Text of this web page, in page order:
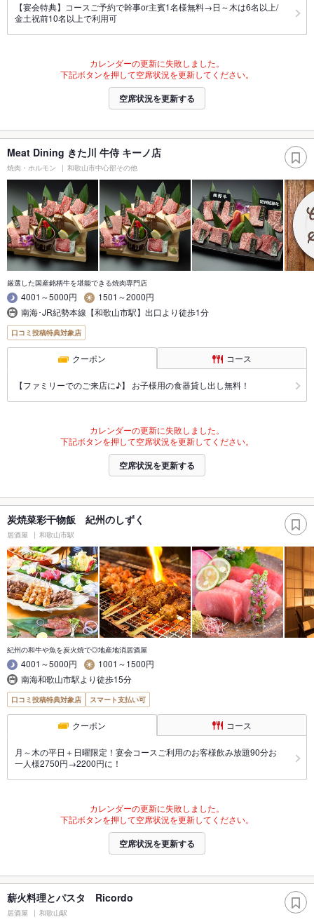
【宴会特典】コースご予約で幹事or主賓1名様無料→日～木は6名以上/
金土祝前10名以上で利用可
カレンダーの更新に失敗しました。
下記ボタンを押して空席状況を更新してください。
空席状況を更新する
Meat Dining きた川 牛侍 キーノ店
焼肉・ホルモン 和歌山市中心部その他
厳選した国産銘柄牛を堪能できる焼肉専門店
4001～5000円
1501～2000円
南海･JR紀勢本線【和歌山市駅】出口より徒歩1分
口コミ投稿特典対象店
クーポン コース
【ファミリーでのご来店に♪】 お子様用の食器貸し出し無料！
カレンダーの更新に失敗しました。
下記ボタンを押して空席状況を更新してください。
空席状況を更新する
炭焼菜彩干物飯 紀州のしずく
居酒屋 和歌山市駅
紀州の和牛や魚を炭火焼で◎地産地消居酒屋
4001～5000円
1001～1500円
南海和歌山市駅より徒歩15分
口コミ投稿特典対象店 スマート支払い可
クーポン コース
月～木の平日＋日曜限定！宴会コースご利用のお客様飲み放題90分お
一人様2750円→2200円に！
カレンダーの更新に失敗しました。
下記ボタンを押して空席状況を更新してください。
空席状況を更新する
薪火料理とパスタ Ricordo
居酒屋 和歌山駅